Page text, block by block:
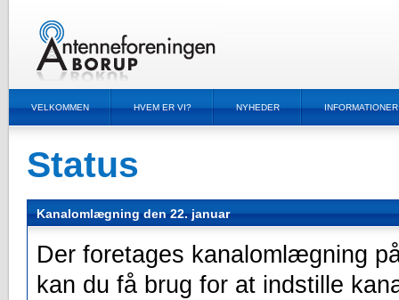
VELKOMMEN HVEM ER VI? NYHEDER INFORMATIONER
Status
Kanalomlægning den 22. januar
Der foretages kanalomlægning
kan du få brug for at indstille